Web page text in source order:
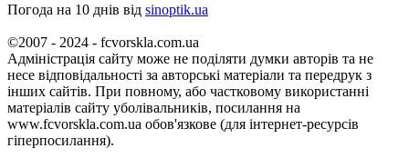
Погода на 10 днів від sinoptik.ua
©2007 - 2024 - fcvorskla.com.ua
Адміністрація сайту може не поділяти думки авторів та не
несе відповідальності за авторські матеріали та передрук з
інших сайтів. При повному, або частковому використанні
матеріалів сайту уболівальників, посилання на
www.fcvorskla.com.ua обов'язкове (для інтернет-ресурсів
гіперпосилання).